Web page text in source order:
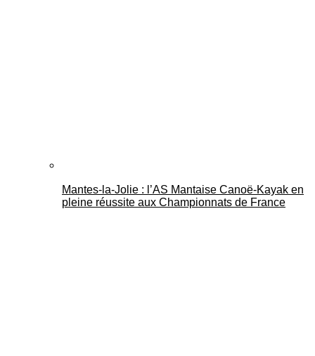
Mantes-la-Jolie : l’AS Mantaise Canoë‑Kayak en
pleine réussite aux Championnats de France